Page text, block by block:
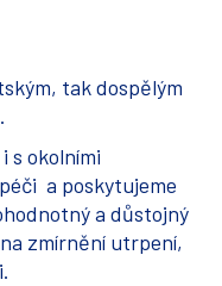
tak dospělým
s okolními
a poskytujeme
a důstojný
zmírnění utrpení,